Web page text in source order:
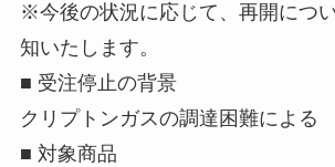
える？発売予定
ラバーカップは
※今後の状況に応じて、再開につ
知いたします。
■ 受注停止の背景
クリプトンガスの調達困難による
■ 対象商品